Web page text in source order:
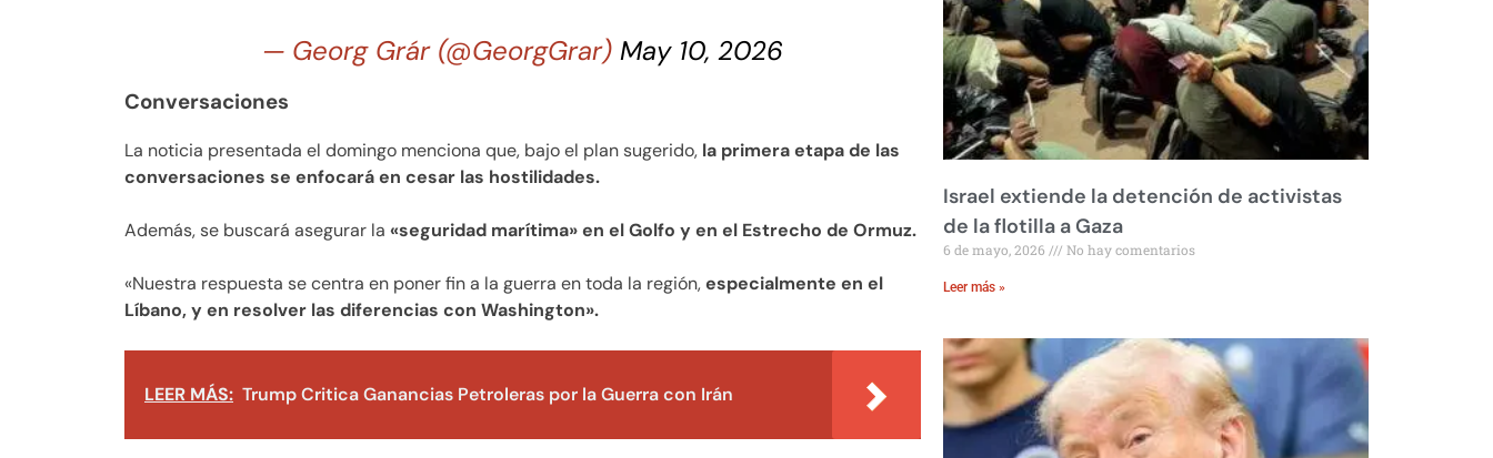
— Georg Grár (@GeorgGrar) May 10, 2026
Conversaciones
La noticia presentada el domingo menciona que, bajo el plan sugerido, la primera etapa de las
conversaciones se enfocará en cesar las hostilidades.
Además, se buscará asegurar la «seguridad marítima» en el Golfo y en el Estrecho de Ormuz.
«Nuestra respuesta se centra en poner fin a la guerra en toda la región,especialmente en el
Líbano, y en resolver las diferencias con Washington».
LEER MÁS: Trump Critica Ganancias Petroleras por la Guerra con Irán
Israel extiende la detención de activistas
de la flotilla a Gaza
6 de mayo, 2026 No hay comentarios
Leer más »